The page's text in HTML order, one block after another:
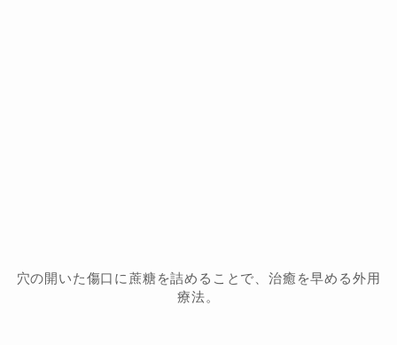
穴の開いた傷口に蔗糖を詰めることで、治癒を早める外用
療法。